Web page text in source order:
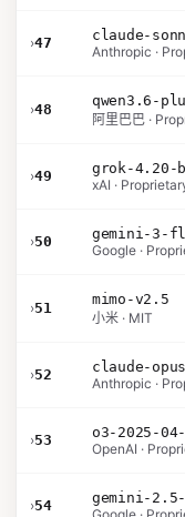
›47
claude-
Anthropic ·
›48
qwen3.6-
阿里巴巴 ·
›49
grok-4.20-
xAI ·
›50
Google ·
›51
mimo-v2.5
小米 · MIT
›52
Anthropic ·
›53
o3-2025-
OpenAI ·
›54
gemini-